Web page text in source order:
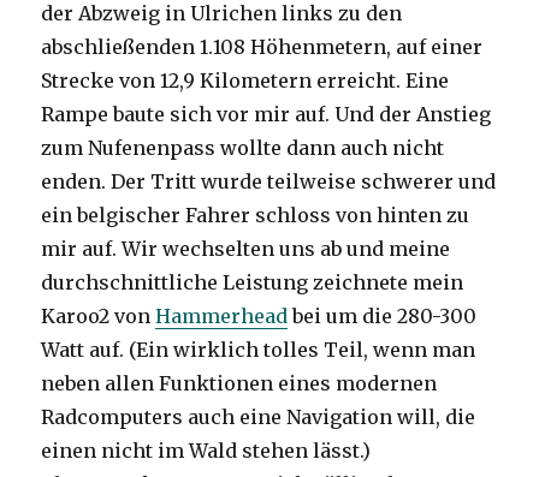
der Abzweig in Ulrichen links zu den
abschließenden 1.108 Höhenmetern, auf einer
Strecke von 12,9 Kilometern erreicht. Eine
Rampe baute sich vor mir auf. Und der Anstieg
zum Nufenenpass wollte dann auch nicht
enden. Der Tritt wurde teilweise schwerer und
ein belgischer Fahrer schloss von hinten zu
mir auf. Wir wechselten uns ab und meine
durchschnittliche Leistung zeichnete mein
Karoo2 vonHammerheadbei um die 280-300
Watt auf. (Ein wirklich tolles Teil, wenn man
neben allen Funktionen eines modernen
Radcomputers auch eine Navigation will, die
einen nicht im Wald stehen lässt.)